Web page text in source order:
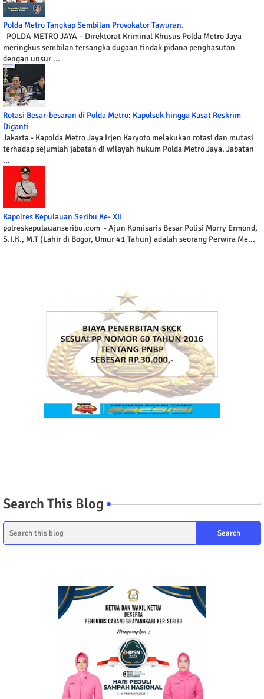
Polda Metro Tangkap Sembilan Provokator Tawuran.
POLDA METRO JAYA – Direktorat Kriminal Khusus Polda Metro Jaya
meringkus sembilan tersangka dugaan tindak pidana penghasutan
dengan unsur ...
Rotasi Besar-besaran di Polda Metro: Kapolsek hingga Kasat Reskrim
Diganti
Jakarta - Kapolda Metro Jaya Irjen Karyoto melakukan rotasi dan mutasi
terhadap sejumlah jabatan di wilayah hukum Polda Metro Jaya. Jabatan
...
Kapolres Kepulauan Seribu Ke- XII
polreskepulauanseribu.com - Ajun Komisaris Besar Polisi Morry Ermond,
S.I.K., M.T (Lahir di Bogor, Umur 41 Tahun) adalah seorang Perwira Me...
Search This Blog